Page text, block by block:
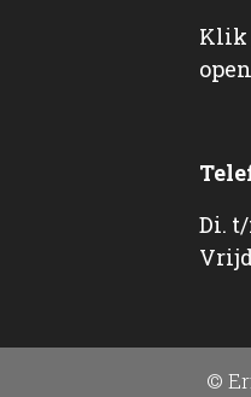
Klik
Di. t/
©